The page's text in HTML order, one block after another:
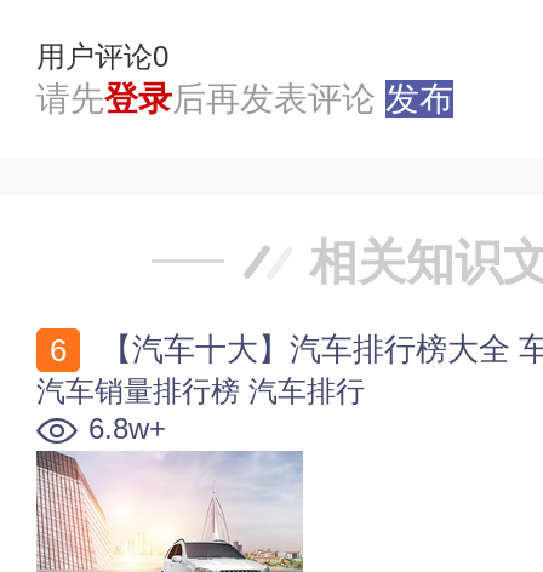
用户评论0
请先登录后再发表评论 发布
相关知识
【汽车十大】汽车排行榜大全
汽车销量排行榜 汽车排行
6.8w+